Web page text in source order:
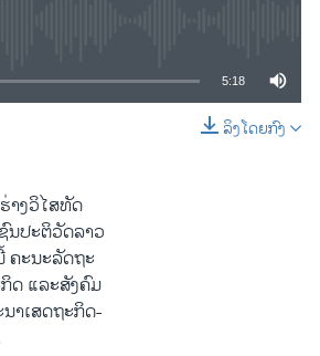
SHARE
5:18
ລິງໂດຍກົງ
າງວິໄສທັດ
ນປະຕິວັດລາວ
ຄະນະລັດຖະ
ດ ແລະສັງຄົມ
າເສດຖະກິດ-